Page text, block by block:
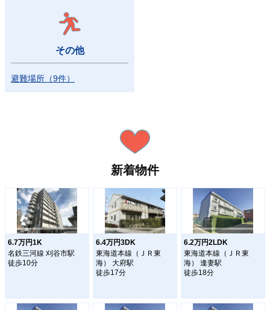
その他
避難場所 （9件）
新着物件
6.7万円1K
名鉄三河線 刈谷市駅
徒歩10分
6.4万円3DK
東海道本線（ＪＲ東
海） 大府駅
徒歩17分
6.2万円2LDK
東海道本線（ＪＲ東
海） 逢妻駅
徒歩18分